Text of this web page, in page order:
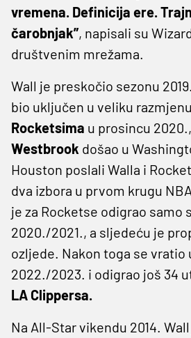
vremena. Definicija ere.
čarobnjak”, napisali su
društvenim mrežama.
Wall je preskočio sezonu
bio uključen u veliku
Rocketsima u prosincu
Westbrook došao u
Houston poslali Walla i
dva izbora u prvom krugu
je za Rocketse odigrao samo
2020./2021., a sljedeću je
ozljede. Nakon toga se vratio
2022./2023. i odigrao još 34
LA Clippersa.
Na All-Star vikendu 2014.